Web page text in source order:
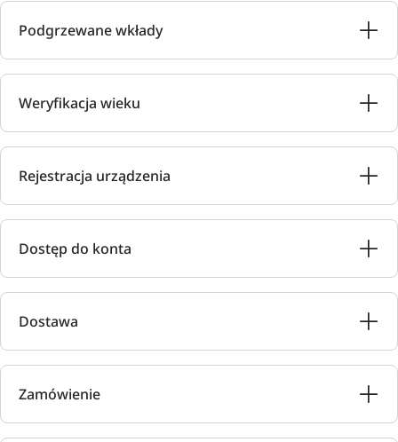
Podgrzewane wkłady
Weryfikacja wieku
Rejestracja urządzenia
Dostęp do konta
Dostawa
Zamówienie